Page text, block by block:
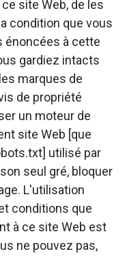
site Web, de les
condition que vous
énoncées à cette
gardiez intacts
marques de
de propriété
un moteur de
site Web [que
utilisé par
seul gré, bloquer
L'utilisation
conditions que
à ce site Web est
ne pouvez pas,